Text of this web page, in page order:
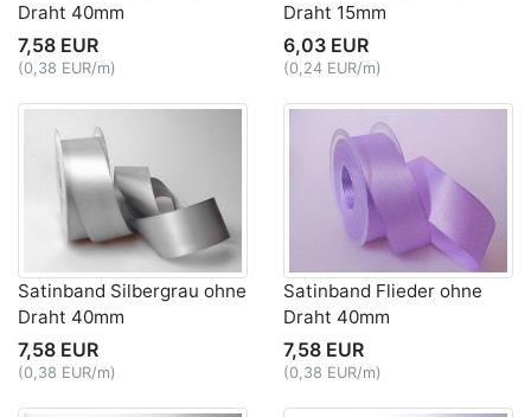
Draht 40mm
7,58 EUR
(0,38 EUR/m)
Draht 15mm
6,03 EUR
(0,24 EUR/m)
Satinband Silbergrau ohne
Draht 40mm
7,58 EUR
(0,38 EUR/m)
Satinband Flieder ohne
Draht 40mm
7,58 EUR
(0,38 EUR/m)